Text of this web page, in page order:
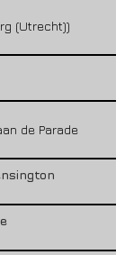
(Utrecht))
de Parade